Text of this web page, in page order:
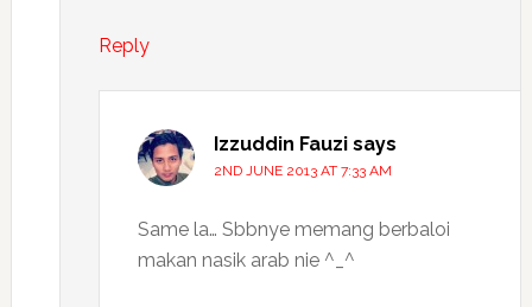
Reply
Izzuddin Fauzi says
2ND JUNE 2013 AT 7:33 AM
Same la… Sbbnye memang berbaloi
makan nasik arab nie ^_^